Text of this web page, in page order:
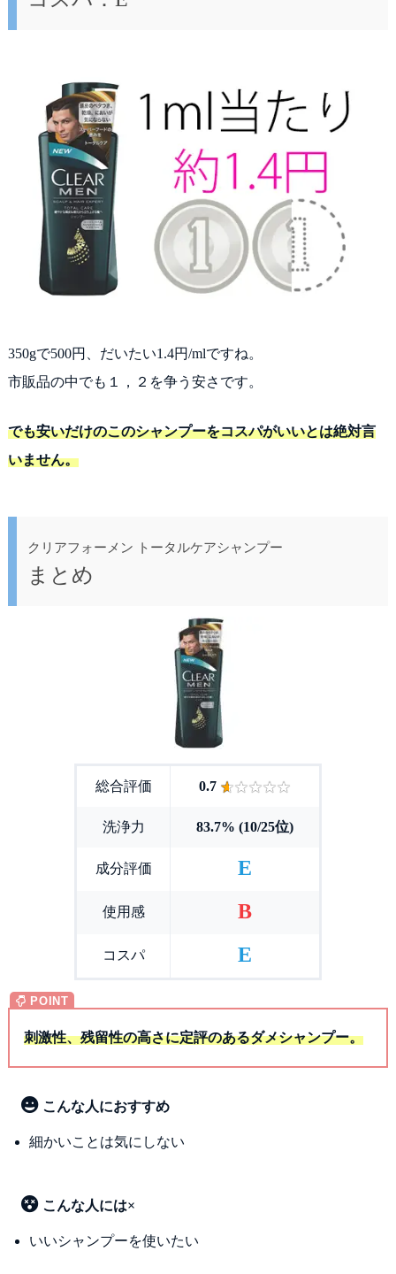
350gで500円、だいたい1.4円/mlですね。
市販品の中でも１，２を争う安さです。
でも安いだけのこのシャンプーをコスパがいいとは絶対言
いません。
クリアフォーメン トータルケアシャンプー
まとめ
総合評価 0.7
洗浄力 83.7% (10/25位)
成分評価 E
使用感 B
コスパ E
刺激性、残留性の高さに定評のあるダメシャンプー。
こんな人におすすめ
細かいことは気にしない
こんな人には×
いいシャンプーを使いたい